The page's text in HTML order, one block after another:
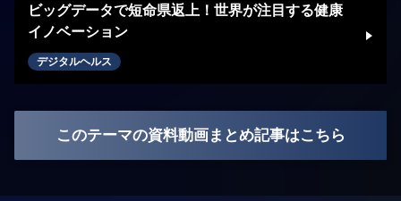
ビッグデータで短命県返上！世界が注目する健康
イノベーション
デジタルヘルス
このテーマの資料動画まとめ記事はこちら